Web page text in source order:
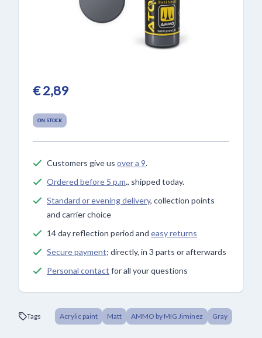
€ 2,89
ON STOCK
Customers give us over a 9.
Ordered before 5 p.m., shipped today.
Standard or evening delivery, collection points
and carrier choice
14 day reflection period and easy returns
Secure payment; directly, in 3 parts or afterwards
Personal contact for all your questions
Tags Acrylic paint Matt AMMO by MIG Jiminez Gray